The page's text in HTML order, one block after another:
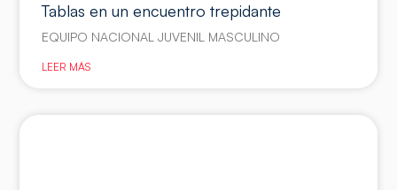
Tablas en un encuentro trepidante
EQUIPO NACIONAL JUVENIL MASCULINO
LEER MÁS